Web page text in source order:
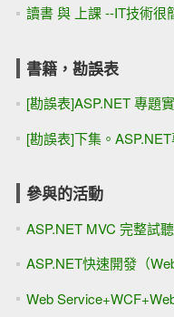
讀書 與 上課 --IT技術很
書籍，勘誤表
[勘誤表]ASP.NET 專題
[勘誤表]下集。
參與的活動
ASP.NET MVC 完整試
ASP.NET快速開發（
Web